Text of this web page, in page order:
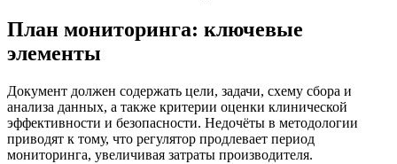
План мониторинга: ключевые
элементы
Документ должен содержать цели, задачи, схему сбора и
анализа данных, а также критерии оценки клинической
эффективности и безопасности. Недочёты в методологии
приводят к тому, что регулятор продлевает период
мониторинга, увеличивая затраты производителя.